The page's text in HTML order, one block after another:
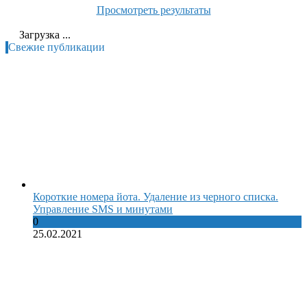
Просмотреть результаты
Загрузка ...
Свежие публикации
Короткие номера йота. Удаление из черного списка.
Управление SMS и минутами
0
25.02.2021